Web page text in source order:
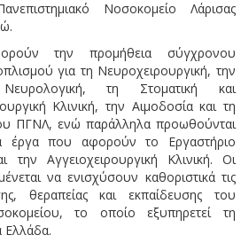
Νοσοκομείο Λάρισας
την προμήθεια σύγχρονου
για τη Νευροχειρουργική, την
τη Στοματική και
Κλινική, την Αιμοδοσία και τη
ΠΓΝΛ, ενώ παράλληλα προωθούνται
έργα που αφορούν το Εργαστήριο
την Αγγειοχειρουργική Κλινική. Οι
να ενισχύσουν καθοριστικά τις
θεραπείας και εκπαίδευσης του
το οποίο εξυπηρετεί τη
Ελλάδα.